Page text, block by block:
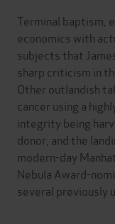
Terminal baptism,
economics with
subjects that
sharp criticism in
Other outlandish
cancer using a
integrity being
donor, and the
modern-day
Nebula Award-